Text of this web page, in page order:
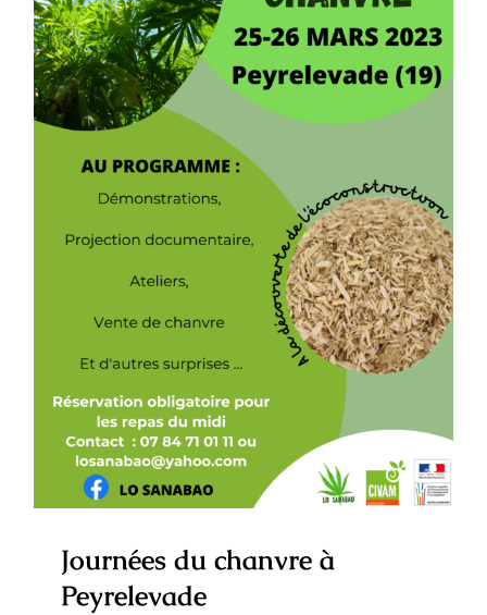
haute
Vienne
Journées du chanvre à
Peyrelevade
Journées du chanvre à
Peyrelevade